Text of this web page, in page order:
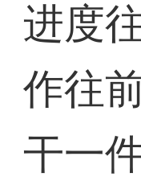
进度
作往
干一